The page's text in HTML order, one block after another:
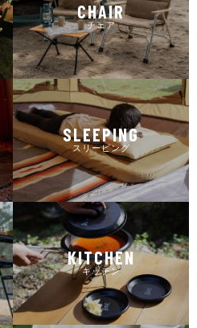
CHAIR
チェア
SLEEPING
スリーピング
KITCHEN
キッチン